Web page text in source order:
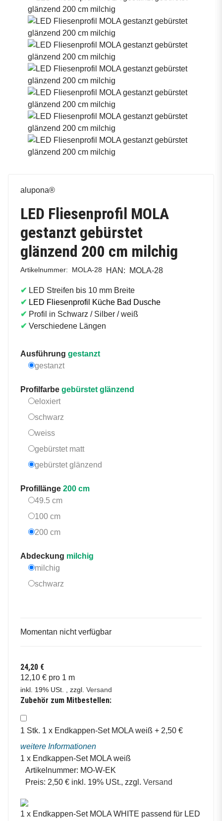
alupona®
LED Fliesenprofil MOLA
gestanzt gebürstet
glänzend 200 cm milchig
Artikelnummer: MOLA-28 HAN: MOLA-28
✔ LED Streifen bis 10 mm Breite
✔ LED Fliesenprofil Küche Bad Dusche
✔ Profil in Schwarz / Silber / weiß
✔ Verschiedene Längen
Ausführung gestanzt
gestanztgestanzt
Profilfarbe gebürstet glänzend
eloxierteloxiert
schwarz
weissweiss
gebürstet mattgebürstet matt
gebürstet glänzend
Profillänge 200 cm
49.5 cm49.5 cm
100 cm100 cm
200 cm200 cm
Abdeckung milchig
milchig
schwarz
Momentan nicht verfügbar
24,20 €
12,10 € pro 1 m
inkl. 19% USt. , zzgl. Versand
Zubehör zum Mitbestellen:
1 Stk. 1 x Endkappen-Set MOLA weiß + 2,50 €
weitere Informationen
1 x Endkappen-Set MOLA weiß
Artikelnummer: MO-W-EK
Preis: 2,50 € inkl. 19% USt., zzgl. Versand
1 x Endkappen-Set MOLA WHITE passend für LED